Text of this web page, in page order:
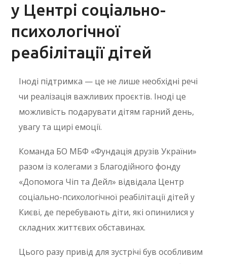
у Центрі соціально-
психологічної
реабілітації дітей
Іноді підтримка — це не лише необхідні речі
чи реалізація важливих проєктів. Іноді це
можливість подарувати дітям гарний день,
увагу та щирі емоції.
Команда БО МБФ «Фундація друзів України»
разом із колегами з Благодійного фонду
«Допомога Чіп та Дейл» відвідала Центр
соціально-психологічної реабілітації дітей у
Києві, де перебувають діти, які опинилися у
складних життєвих обставинах.
Цього разу привід для зустрічі був особливим